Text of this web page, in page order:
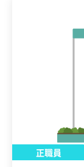
正職員